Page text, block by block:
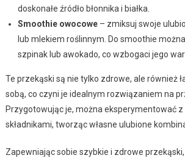
doskonałe źródło błonnika i białka.
Smoothie owocowe– zmiksuj swoje
lub mlekiem roślinnym. Do smoothie
szpinak lub awokado, co wzbogaci jego
Te przekąski są nie tylko zdrowe, ale również
sobą, co czyni je idealnym rozwiązaniem na
Przygotowując je, można eksperymentować
składnikami, tworząc własne ulubione
Zapewniając sobie szybkie i zdrowe